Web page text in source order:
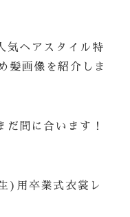
気ヘアスタイル特
髪画像を紹介しま
間に合います！
)用卒業式衣裳レ